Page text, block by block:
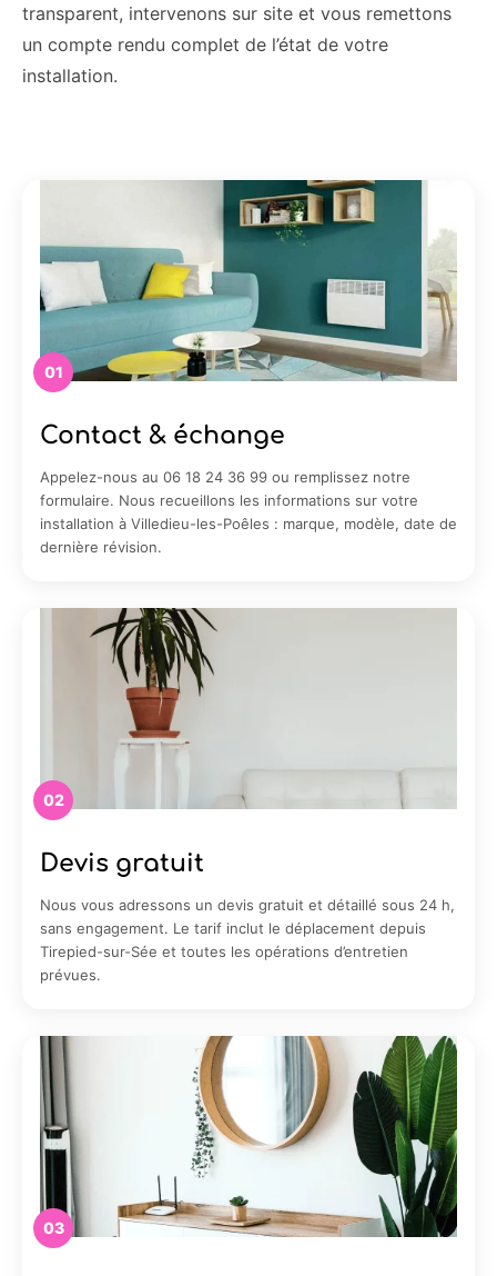
transparent, intervenons sur site et vous remettons
un compte rendu complet de l’état de votre
installation.
01
Contact & échange
Appelez-nous au 06 18 24 36 99 ou remplissez notre
formulaire. Nous recueillons les informations sur votre
installation à Villedieu-les-Poêles : marque, modèle, date de
dernière révision.
02
Devis gratuit
Nous vous adressons un devis gratuit et détaillé sous 24 h,
sans engagement. Le tarif inclut le déplacement depuis
Tirepied-sur-Sée et toutes les opérations d’entretien
prévues.
03